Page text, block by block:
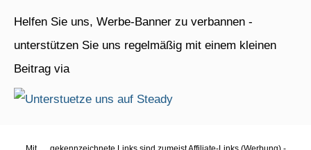
Helfen Sie uns, Werbe-Banner zu verbannen -
unterstützen Sie uns regelmäßig mit einem kleinen
Beitrag via